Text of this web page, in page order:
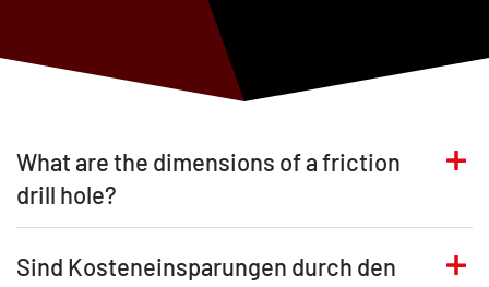
What are the dimensions of a friction
drill hole?
Sind Kosteneinsparungen durch den